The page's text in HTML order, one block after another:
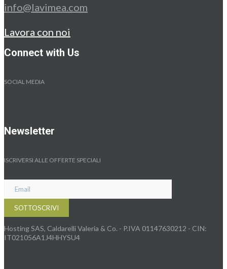
info@lavimea.com
Lavora con noi
Connect with Us
SOCIAL MEDIA
Newsletter
ISCRIVERSI ALLE OFFERTE SPECIALI
Hosting SAS, Caldarelli Valeria & Co. - P.IVA 01147630212 - CIN:
IT021056A1J4HHYSU4